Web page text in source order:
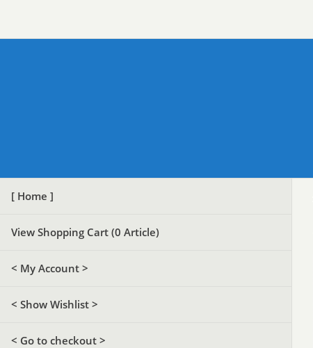
[ Home ]
View Shopping Cart (0 Article)
< My Account >
< Show Wishlist >
< Go to checkout >